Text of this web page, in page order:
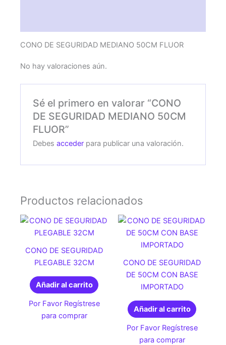
CONO DE SEGURIDAD MEDIANO 50CM FLUOR
No hay valoraciones aún.
Sé el primero en valorar “CONO
DE SEGURIDAD MEDIANO 50CM
FLUOR”
Debesacceder para publicar una valoración.
Productos relacionados
CONO DE SEGURIDAD
PLEGABLE 32CM
Añadir al carrito
Por Favor Regístrese
para comprar
CONO DE SEGURIDAD
DE 50CM CON BASE
IMPORTADO
Añadir al carrito
Por Favor Regístrese
para comprar